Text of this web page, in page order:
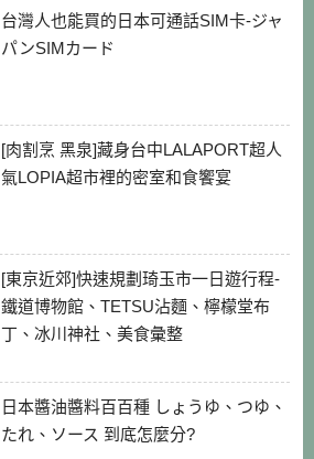
台灣人也能買的日本可通話SIM卡-ジャ
パンSIMカード
[肉割烹 黑泉]藏身台中LALAPORT超人
氣LOPIA超市裡的密室和食饗宴
[東京近郊]快速規劃琦玉市一日遊行程-
鐵道博物館、TETSU沾麵、檸檬堂布
丁、冰川神社、美食彙整
日本醬油醬料百百種 しょうゆ、つゆ、
たれ、ソース 到底怎麼分?